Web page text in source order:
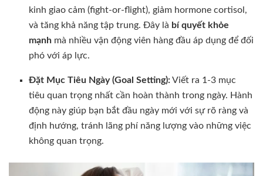
kinh giao cảm (fight-or-flight), giảm hormone cortisol,
và tăng khả năng tập trung. Đây là bí quyết khỏe
mạnh mà nhiều vận động viên hàng đầu áp dụng để đối
phó với áp lực.
Đặt Mục Tiêu Ngày (Goal Setting):Viết ra 1-3 mục
tiêu quan trọng nhất cần hoàn thành trong ngày. Hành
động này giúp bạn bắt đầu ngày mới với sự rõ ràng và
định hướng, tránh lãng phí năng lượng vào những việc
không quan trọng.